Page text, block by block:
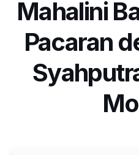
Mahalini
Pacaran